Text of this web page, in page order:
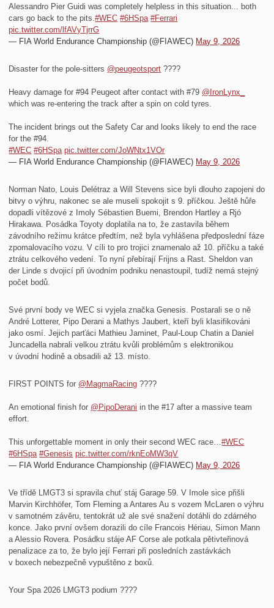
Alessandro Pier Guidi was completely helpless in this situation... both
cars go back to the pits.#WEC #6HSpa #Ferrari
pic.twitter.com/lfAVyTjrrG
— FIA World Endurance Championship (@FIAWEC) May 9, 2026
Disaster for the pole-sitters @peugeotsport ????
Heavy damage for #94 Peugeot after contact with #79 @IronLynx_
which was re-entering the track after a spin on cold tyres.
The incident brings out the Safety Car and looks likely to end the race
for the #94.
#WEC #6HSpa pic.twitter.com/JoWNtx1VOr
— FIA World Endurance Championship (@FIAWEC) May 9, 2026
Norman Nato, Louis Delétraz a Will Stevens sice byli dlouho zapojeni do
bitvy o výhru, nakonec se ale museli spokojit s 9. příčkou. Ještě hůře
dopadli vítězové z Imoly Sébastien Buemi, Brendon Hartley a Rjó
Hirakawa. Posádka Toyoty doplatila na to, že zastavila během
závodního režimu krátce předtím, než byla vyhlášena předposlední fáze
zpomalovacího vozu. V cíli to pro trojici znamenalo až 10. příčku a také
ztrátu celkového vedení. To nyní přebírají Frijns a Rast. Sheldon van
der Linde s dvojicí při úvodním podniku nenastoupil, tudíž nemá stejný
počet bodů.
Své první body ve WEC si vyjela značka Genesis. Postarali se o ně
André Lotterer, Pipo Derani a Mathys Jaubert, kteří byli klasifikováni
jako osmí. Jejich parťáci Mathieu Jaminet, Paul-Loup Chatin a Daniel
Juncadella nabrali velkou ztrátu kvůli problémům s elektronikou
v úvodní hodině a obsadili až 13. místo.
FIRST POINTS for @MagmaRacing ????
An emotional finish for @PipoDerani in the #17 after a massive team
effort.
This unforgettable moment in only their second WEC race…#WEC
#6HSpa #Genesis pic.twitter.com/rknEoMW3qV
— FIA World Endurance Championship (@FIAWEC) May 9, 2026
Ve třídě LMGT3 si spravila chuť stáj Garage 59. V Imole sice přišli
Marvin Kirchhöfer, Tom Fleming a Antares Au s vozem McLaren o výhru
v samotném závěru, tentokrát už ale své snažení dotáhli do zdárného
konce. Jako první ovšem dorazili do cíle Francois Hériau, Simon Mann
a Alessio Rovera. Posádku stáje AF Corse ale potkala pětivteřinová
penalizace za to, že bylo její Ferrari při posledních zastávkách
v boxech nebezpečně vypuštěno z boxů.
Your Spa 2026 LMGT3 podium ????